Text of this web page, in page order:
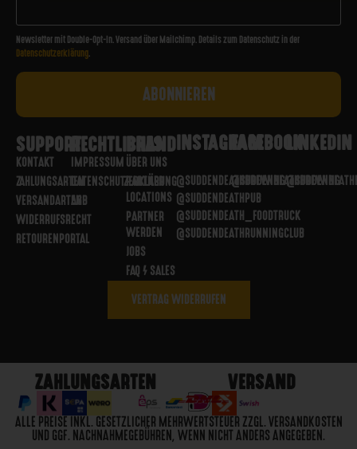
Newsletter mit Double-Opt-In. Versand über Mailchimp. Details zum Datenschutz in der
Datenschutzerklärung.
SUPPORT
KONTAKT
ZAHLUNGSARTEN
VERSANDARTEN
WIDERRUFSRECHT
RETOURENPORTAL
RECHTLICHES
IMPRESSUM
DATENSCHUTZERKLÄRUNG
AGB
BRAND
ÜBER UNS
PARTNER
LOCATIONS
PARTNER
WERDEN
JOBS
FAQ / SALES
INSTAGRAM
@SUDDENDEATHBREWING
@SUDDENDEATHPUB
@SUDDENDEATH_FOODTRUCK
@SUDDENDEATHRUNNINGCLUB
FACEBOOK
@SUDDENDEATHBREWING
LINKEDIN
VERTRAG WIDERRUFEN
ZAHLUNGSARTEN VERSAND
ALLE PREISE INKL. GESETZLICHER MEHRWERTSTEUER ZZGL. VERSANDKOSTEN
UND GGF. NACHNAHMEGEBÜHREN, WENN NICHT ANDERS ANGEGEBEN.